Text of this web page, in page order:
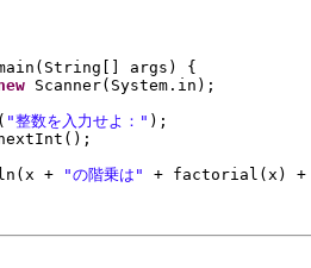
( String args ) {
Scanner( System.in ) ;
( "整数を入力せよ：" ) ;
() ;
( x + "の階乗は" + factorial ( x )